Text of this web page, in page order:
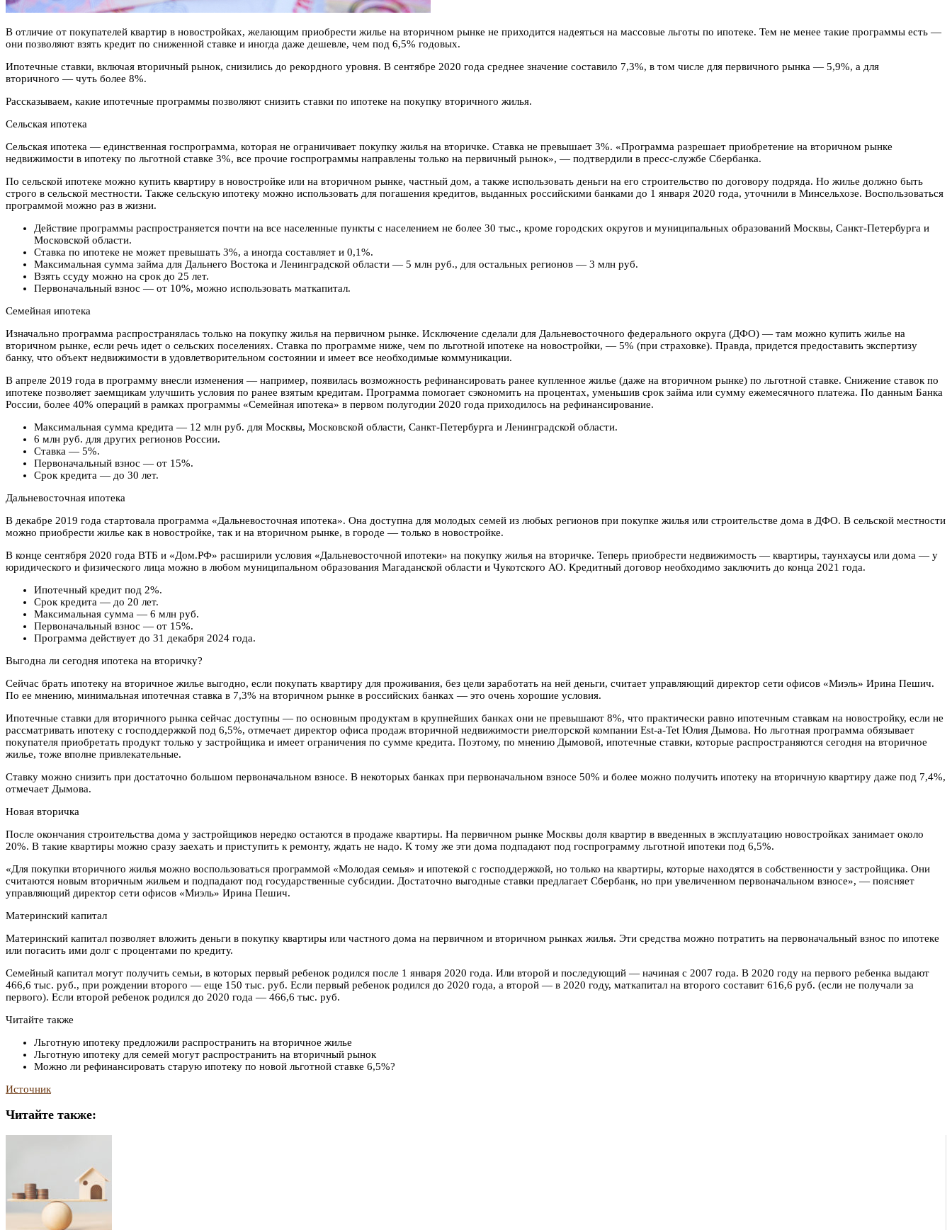
В отличие от покупателей квартир в новостройках, желающим приобрести жилье на вторичном рынке не приходится надеяться на массовые льготы по ипотеке. Тем не менее такие программы есть —
они позволяют взять кредит по сниженной ставке и иногда даже дешевле, чем под 6,5% годовых.
Ипотечные ставки, включая вторичный рынок, снизились до рекордного уровня. В сентябре 2020 года среднее значение составило 7,3%, в том числе для первичного рынка — 5,9%, а для
вторичного — чуть более 8%.
Рассказываем, какие ипотечные программы позволяют снизить ставки по ипотеке на покупку вторичного жилья.
Сельская ипотека
Сельская ипотека — единственная госпрограмма, которая не ограничивает покупку жилья на вторичке. Ставка не превышает 3%. «Программа разрешает приобретение на вторичном рынке
недвижимости в ипотеку по льготной ставке 3%, все прочие госпрограммы направлены только на первичный рынок», — подтвердили в пресс-службе Сбербанка.
По сельской ипотеке можно купить квартиру в новостройке или на вторичном рынке, частный дом, а также использовать деньги на его строительство по договору подряда. Но жилье должно быть
строго в сельской местности. Также сельскую ипотеку можно использовать для погашения кредитов, выданных российскими банками до 1 января 2020 года, уточнили в Минсельхозе. Воспользоваться
программой можно раз в жизни.
Действие программы распространяется почти на все населенные пункты с населением не более 30 тыс., кроме городских округов и муниципальных образований Москвы, Санкт-Петербурга и
Московской области.
Ставка по ипотеке не может превышать 3%, а иногда составляет и 0,1%.
Максимальная сумма займа для Дальнего Востока и Ленинградской области — 5 млн руб., для остальных регионов — 3 млн руб.
Взять ссуду можно на срок до 25 лет.
Первоначальный взнос — от 10%, можно использовать маткапитал.
Семейная ипотека
Изначально программа распространялась только на покупку жилья на первичном рынке. Исключение сделали для Дальневосточного федерального округа (ДФО) — там можно купить жилье на
вторичном рынке, если речь идет о сельских поселениях. Ставка по программе ниже, чем по льготной ипотеке на новостройки, — 5% (при страховке). Правда, придется предоставить экспертизу
банку, что объект недвижимости в удовлетворительном состоянии и имеет все необходимые коммуникации.
В апреле 2019 года в программу внесли изменения — например, появилась возможность рефинансировать ранее купленное жилье (даже на вторичном рынке) по льготной ставке. Снижение ставок по
ипотеке позволяет заемщикам улучшить условия по ранее взятым кредитам. Программа помогает сэкономить на процентах, уменьшив срок займа или сумму ежемесячного платежа. По данным Банка
России, более 40% операций в рамках программы «Семейная ипотека» в первом полугодии 2020 года приходилось на рефинансирование.
Максимальная сумма кредита — 12 млн руб. для Москвы, Московской области, Санкт-Петербурга и Ленинградской области.
6 млн руб. для других регионов России.
Ставка — 5%.
Первоначальный взнос — от 15%.
Срок кредита — до 30 лет.
Дальневосточная ипотека
В декабре 2019 года стартовала программа «Дальневосточная ипотека». Она доступна для молодых семей из любых регионов при покупке жилья или строительстве дома в ДФО. В сельской местности
можно приобрести жилье как в новостройке, так и на вторичном рынке, в городе — только в новостройке.
В конце сентября 2020 года ВТБ и «Дом.РФ» расширили условия «Дальневосточной ипотеки» на покупку жилья на вторичке. Теперь приобрести недвижимость — квартиры, таунхаусы или дома — у
юридического и физического лица можно в любом муниципальном образования Магаданской области и Чукотского АО. Кредитный договор необходимо заключить до конца 2021 года.
Ипотечный кредит под 2%.
Срок кредита — до 20 лет.
Максимальная сумма — 6 млн руб.
Первоначальный взнос — от 15%.
Программа действует до 31 декабря 2024 года.
Выгодна ли сегодня ипотека на вторичку?
Сейчас брать ипотеку на вторичное жилье выгодно, если покупать квартиру для проживания, без цели заработать на ней деньги, считает управляющий директор сети офисов «Миэль» Ирина Пешич.
По ее мнению, минимальная ипотечная ставка в 7,3% на вторичном рынке в российских банках — это очень хорошие условия.
Ипотечные ставки для вторичного рынка сейчас доступны — по основным продуктам в крупнейших банках они не превышают 8%, что практически равно ипотечным ставкам на новостройку, если не
рассматривать ипотеку с господдержкой под 6,5%, отмечает директор офиса продаж вторичной недвижимости риелторской компании Est-a-Tet Юлия Дымова. Но льготная программа обязывает
покупателя приобретать продукт только у застройщика и имеет ограничения по сумме кредита. Поэтому, по мнению Дымовой, ипотечные ставки, которые распространяются сегодня на вторичное
жилье, тоже вполне привлекательные.
Ставку можно снизить при достаточно большом первоначальном взносе. В некоторых банках при первоначальном взносе 50% и более можно получить ипотеку на вторичную квартиру даже под 7,4%,
отмечает Дымова.
Новая вторичка
После окончания строительства дома у застройщиков нередко остаются в продаже квартиры. На первичном рынке Москвы доля квартир в введенных в эксплуатацию новостройках занимает около
20%. В такие квартиры можно сразу заехать и приступить к ремонту, ждать не надо. К тому же эти дома подпадают под госпрограмму льготной ипотеки под 6,5%.
«Для покупки вторичного жилья можно воспользоваться программой «Молодая семья» и ипотекой с господдержкой, но только на квартиры, которые находятся в собственности у застройщика. Они
считаются новым вторичным жильем и подпадают под государственные субсидии. Достаточно выгодные ставки предлагает Сбербанк, но при увеличенном первоначальном взносе», — поясняет
управляющий директор сети офисов «Миэль» Ирина Пешич.
Материнский капитал
Материнский капитал позволяет вложить деньги в покупку квартиры или частного дома на первичном и вторичном рынках жилья. Эти средства можно потратить на первоначальный взнос по ипотеке
или погасить ими долг с процентами по кредиту.
Семейный капитал могут получить семьи, в которых первый ребенок родился после 1 января 2020 года. Или второй и последующий — начиная с 2007 года. В 2020 году на первого ребенка выдают
466,6 тыс. руб., при рождении второго — еще 150 тыс. руб. Если первый ребенок родился до 2020 года, а второй — в 2020 году, маткапитал на второго составит 616,6 руб. (если не получали за
первого). Если второй ребенок родился до 2020 года — 466,6 тыс. руб.
Читайте также
Льготную ипотеку предложили распространить на вторичное жилье
Льготную ипотеку для семей могут распространить на вторичный рынок
Можно ли рефинансировать старую ипотеку по новой льготной ставке 6,5%?
Источник
Читайте также: